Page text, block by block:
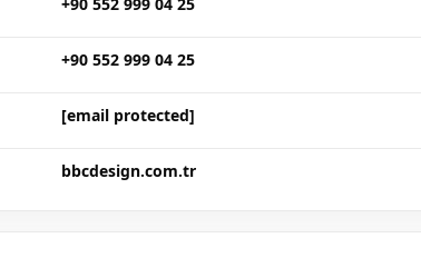
+90 552 999 04 25
[email protected]
bbcdesign.com.tr